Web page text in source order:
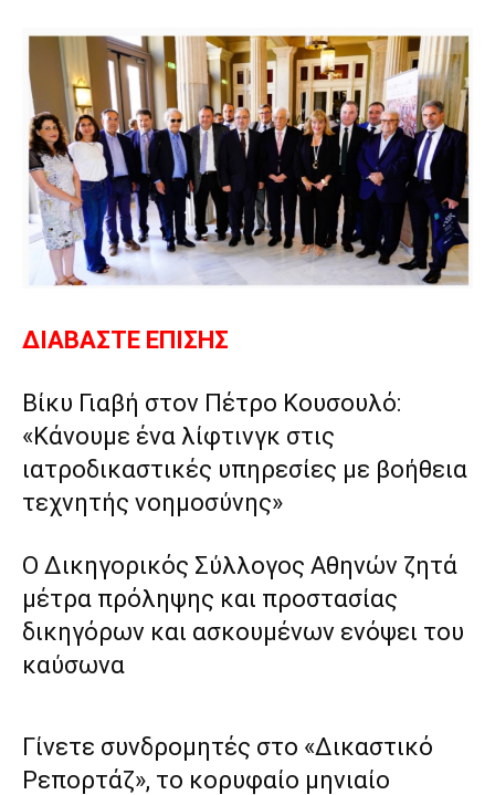
ΔΙΑΒΑΣΤΕ ΕΠΙΣΗΣ
Βίκυ Γιαβή στον Πέτρο Κουσουλό:
«Κάνουμε ένα λίφτινγκ στις
ιατροδικαστικές υπηρεσίες με βοήθεια
τεχνητής νοημοσύνης»
Ο Δικηγορικός Σύλλογος Αθηνών ζητά
μέτρα πρόληψης και προστασίας
δικηγόρων και ασκουμένων ενόψει του
καύσωνα
Γίνετε συνδρομητές στο «Δικαστικό
Ρεπορτάζ», το κορυφαίο μηνιαίο